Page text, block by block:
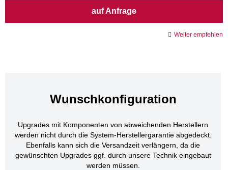
auf Anfrage
Weiter empfehlen
Wunschkonfiguration
Upgrades mit Komponenten von abweichenden Herstellern
werden nicht durch die System-Herstellergarantie abgedeckt.
Ebenfalls kann sich die Versandzeit verlängern, da die
gewünschten Upgrades ggf. durch unsere Technik eingebaut
werden müssen.